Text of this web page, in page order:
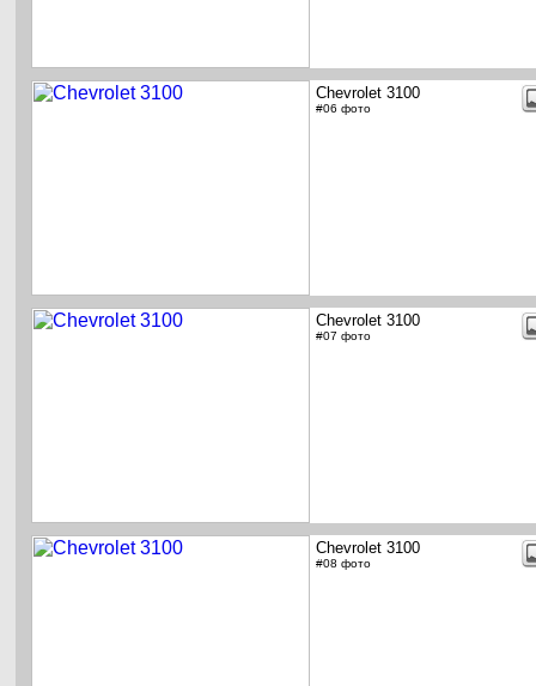
Chevrolet 3100
#06 фото
Chevrolet 3100
#07 фото
Chevrolet 3100
#08 фото